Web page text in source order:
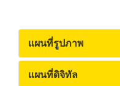
แผนที่รูปภาพ
แผนที่ดิจิทัล